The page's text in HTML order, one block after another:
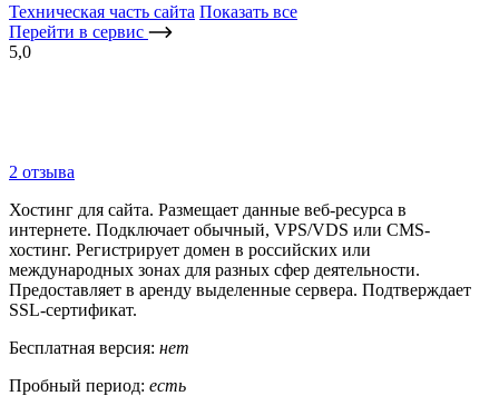
Техническая часть сайта Показать все
Перейти в сервис
5,0
2 отзыва
Хостинг для сайта. Размещает данные веб-ресурса в
интернете. Подключает обычный, VPS/VDS или CMS-
хостинг. Регистрирует домен в российских или
международных зонах для разных сфер деятельности.
Предоставляет в аренду выделенные сервера. Подтверждает
SSL-сертификат.
Бесплатная версия: нет
Пробный период: есть